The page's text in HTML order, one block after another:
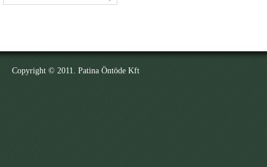
Copyright © 2011. Patina Öntöde Kft